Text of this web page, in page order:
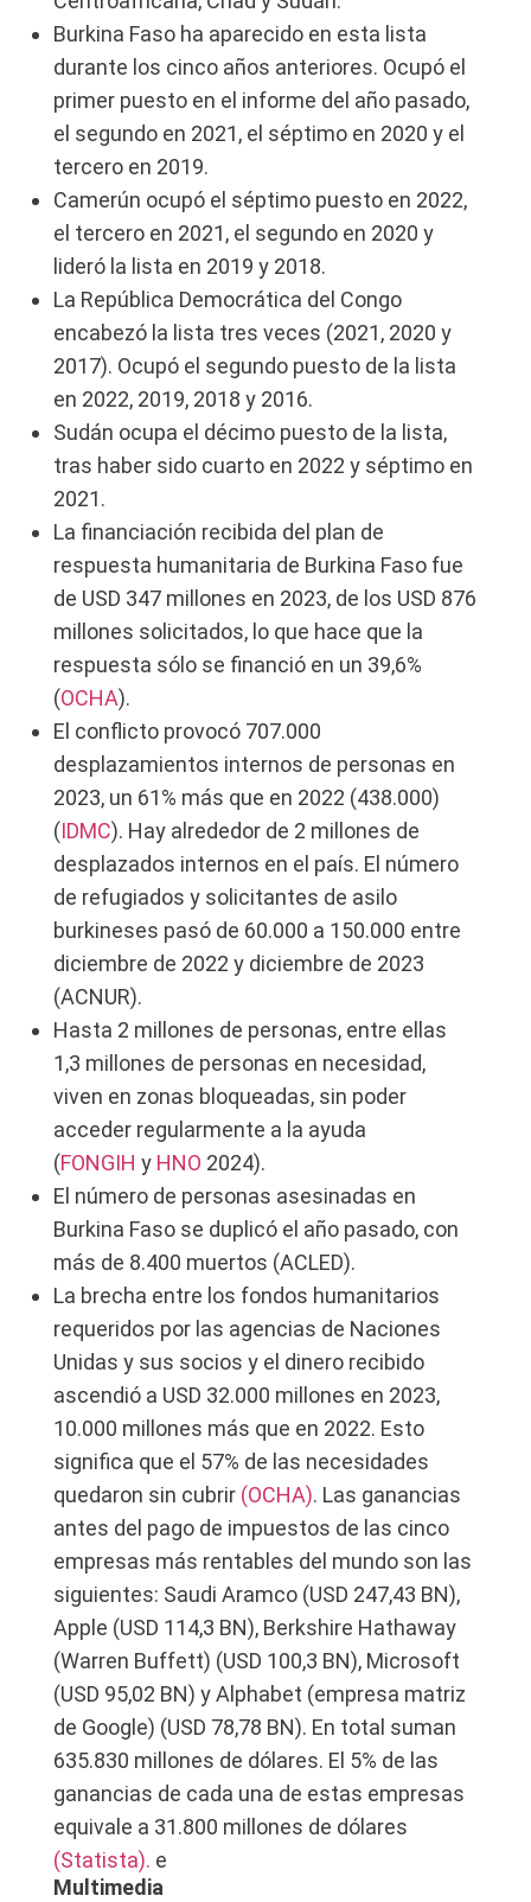
Burkina Faso ha aparecido en esta lista
durante los cinco años anteriores. Ocupó el
primer puesto en el informe del año pasado,
el segundo en 2021, el séptimo en 2020 y el
tercero en 2019.
Camerún ocupó el séptimo puesto en 2022,
el tercero en 2021, el segundo en 2020 y
lideró la lista en 2019 y 2018.
La República Democrática del Congo
encabezó la lista tres veces (2021, 2020 y
2017). Ocupó el segundo puesto de la lista
en 2022, 2019, 2018 y 2016.
Sudán ocupa el décimo puesto de la lista,
tras haber sido cuarto en 2022 y séptimo en
2021.
La financiación recibida del plan de
respuesta humanitaria de Burkina Faso fue
de USD 347 millones en 2023, de los USD 876
millones solicitados, lo que hace que la
respuesta sólo se financió en un 39,6%
(OCHA).
El conflicto provocó 707.000
desplazamientos internos de personas en
2023, un 61% más que en 2022 (438.000)
(IDMC). Hay alrededor de 2 millones de
desplazados internos en el país. El número
de refugiados y solicitantes de asilo
burkineses pasó de 60.000 a 150.000 entre
diciembre de 2022 y diciembre de 2023
(ACNUR).
Hasta 2 millones de personas, entre ellas
1,3 millones de personas en necesidad,
viven en zonas bloqueadas, sin poder
acceder regularmente a la ayuda
(FONGIH y HNO 2024).
El número de personas asesinadas en
Burkina Faso se duplicó el año pasado, con
más de 8.400 muertos (ACLED).
La brecha entre los fondos humanitarios
requeridos por las agencias de Naciones
Unidas y sus socios y el dinero recibido
ascendió a USD 32.000 millones en 2023,
10.000 millones más que en 2022. Esto
significa que el 57% de las necesidades
quedaron sin cubrir (OCHA). Las ganancias
antes del pago de impuestos de las cinco
empresas más rentables del mundo son las
siguientes: Saudi Aramco (USD 247,43 BN),
Apple (USD 114,3 BN), Berkshire Hathaway
(Warren Buffett) (USD 100,3 BN), Microsoft
(USD 95,02 BN) y Alphabet (empresa matriz
de Google) (USD 78,78 BN). En total suman
635.830 millones de dólares. El 5% de las
ganancias de cada una de estas empresas
equivale a 31.800 millones de dólares
(Statista). e
Multimedia